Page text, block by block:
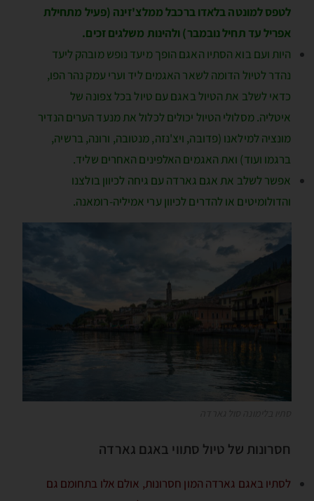
לטפס למונטה בלאדו ברכבל ממלצ'זינה (פעיל מתחילת
אפריל עד תחיל נובמבר) ולהינות משלגים זכים.
היות ועם בוא הסתיו האגם הופך מיעד נופש מובהק ליעד
נהדר לטיול הדומה לשאר האגמים ליד וערי עמק נהר הפו,
כדאי לשלב את הטיול באגם עם טיול בכל צפונה של
איטליה. מסלולי הטיול יכולים לכלול את מנעד הערים הנדיר
מונציה למילאנו (פדובה, ויצ'נזה, מנטובה, ורונה, ברשיה,
ברגמו ועוד) ואת האגמים האלפינים האחרים שליד.
אפשר לשלב את אגם גארדה עם גיחה לכיוון בולצנו
והדולומיטים או להדרים לכיוון ערי אמיליה-רומאנה.
חסרונות של טיול סתווי באגם גארדה
לסתיו באגם גארדה המון חסרונות, אולם אלו בתחומם גם